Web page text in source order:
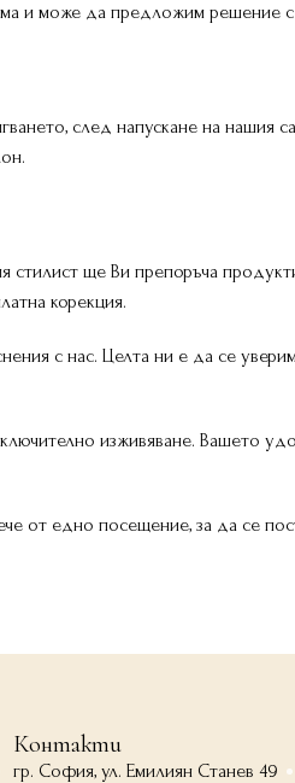
и може да предложим решение с
след напускане на нашия
ще Ви препоръча
корекция.
с нас. Целта ни е да се
изживяване. Вашето
от едно посещение, за да се
Контакти
гр. София, ул. Емилиян Станев 49